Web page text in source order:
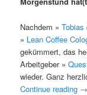
Nachdem »Tobias
» Lean Coffee
gekümmert, das
Arbeitgeber »
wieder. Ganz
Continue reading →